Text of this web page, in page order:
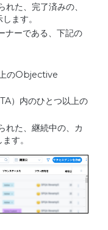
た、完了済みの、
ます。
ナーである、下記の
のObjective
）内のひとつ以上の
れた、継続中の、カ
す。